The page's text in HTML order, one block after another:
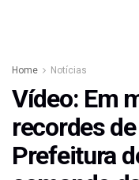
Home Notícias
Vídeo: Em
recordes
Prefeitura